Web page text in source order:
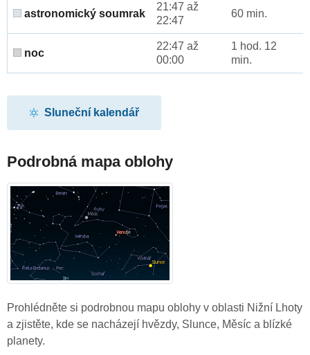
astronomický soumrak
21:47 až
22:47
60 min.
noc
22:47 až
00:00
1 hod. 12
min.
Sluneční kalendář
Podrobná mapa oblohy
Prohlédněte si podrobnou mapu oblohy v oblasti Nižní Lhoty
a zjistěte, kde se nacházejí hvězdy, Slunce, Měsíc a blízké
planety.